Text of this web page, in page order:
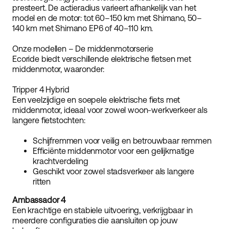
presteert. De actieradius varieert afhankelijk van het
model en de motor: tot 60–150 km met Shimano, 50–
140 km met Shimano EP6 of 40–110 km.
Onze modellen – De middenmotorserie
Ecoride biedt verschillende elektrische fietsen met
middenmotor, waaronder:
Tripper 4 Hybrid
Een veelzijdige en soepele elektrische fiets met
middenmotor, ideaal voor zowel woon-werkverkeer als
langere fietstochten:
Schijfremmen voor veilig en betrouwbaar remmen
Efficiënte middenmotor voor een gelijkmatige
krachtverdeling
Geschikt voor zowel stadsverkeer als langere
ritten
Ambassador 4
Een krachtige en stabiele uitvoering, verkrijgbaar in
meerdere configuraties die aansluiten op jouw